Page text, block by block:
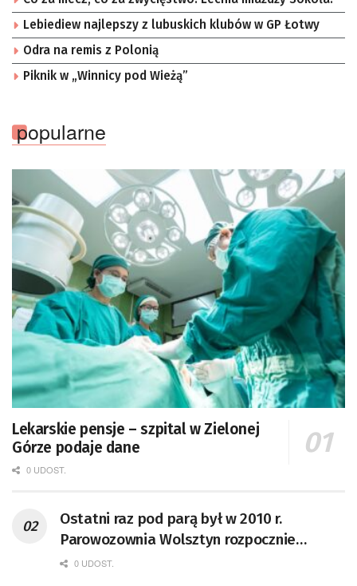
Lebiediew najlepszy z lubuskich klubów w GP Łotwy
Odra na remis z Polonią
Piknik w „Winnicy pod Wieżą”
popularne
Lekarskie pensje – szpital w Zielonej
Górze podaje dane
0 UDOST.
Ostatni raz pod parą był w 2010 r.
Parowozownia Wolsztyn rozpocznie
remont unikatowego Tr5-65
0 UDOST.